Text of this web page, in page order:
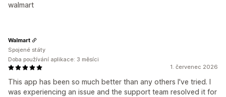
walmart
1. červenec 2026
This app has been so much better than any others I've tried. I
was experiencing an issue and the support team resolved it for
Walmart
Spojené státy
Doba používání aplikace: 3 měsíci